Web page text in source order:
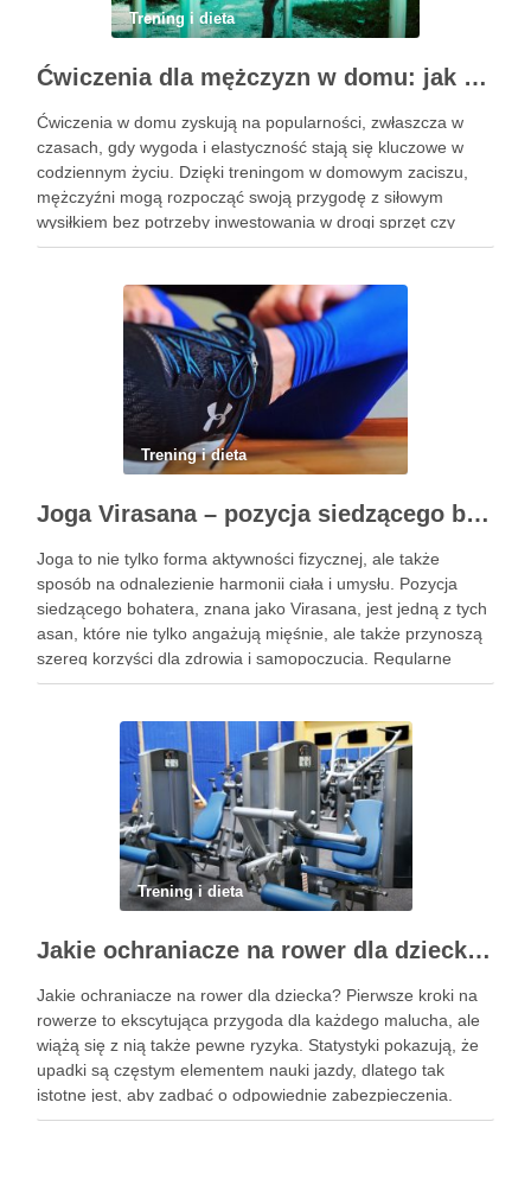
Trening i dieta
Ćwiczenia dla mężczyzn w domu: jak zacząć i utrzymać motywację
Ćwiczenia w domu zyskują na popularności, zwłaszcza w
czasach, gdy wygoda i elastyczność stają się kluczowe w
codziennym życiu. Dzięki treningom w domowym zaciszu,
mężczyźni mogą rozpocząć swoją przygodę z siłowym
wysiłkiem bez potrzeby inwestowania w drogi sprzęt czy
dojazdy do siłowni. Regularne ćwiczenia, które można
Trening i dieta
Joga Virasana – pozycja siedzącego bohatera i jej korzyści
Joga to nie tylko forma aktywności fizycznej, ale także
sposób na odnalezienie harmonii ciała i umysłu. Pozycja
siedzącego bohatera, znana jako Virasana, jest jedną z tych
asan, które nie tylko angażują mięśnie, ale także przynoszą
szereg korzyści dla zdrowia i samopoczucia. Regularne
praktykowanie tej pozycji może poprawić elastyczność
Trening i dieta
Jakie ochraniacze na rower dla dziecka wybrać? Praktyczny poradnik
Jakie ochraniacze na rower dla dziecka? Pierwsze kroki na
rowerze to ekscytująca przygoda dla każdego malucha, ale
wiążą się z nią także pewne ryzyka. Statystyki pokazują, że
upadki są częstym elementem nauki jazdy, dlatego tak
istotne jest, aby zadbać o odpowiednie zabezpieczenia.
Ochraniacze na rower dla dzieci stanowią kluczowy element